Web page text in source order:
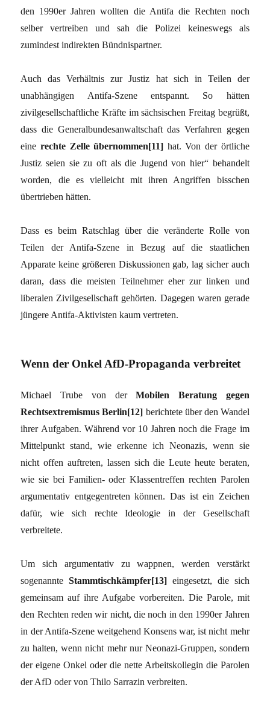
den 1990er Jahren wollten die Antifa die Rechten noch
selber vertreiben und sah die Polizei keineswegs als
zumindest indirekten Bündnispartner.
Auch das Verhältnis zur Justiz hat sich in Teilen der
unabhängigen Antifa-Szene entspannt. So hätten
zivilgesellschaftliche Kräfte im sächsischen Freitag begrüßt,
dass die Generalbundesanwaltschaft das Verfahren gegen
einerechte Zelle übernommen[11] hat. Von der örtliche
Justiz seien sie zu oft als die Jugend von hier“ behandelt
worden, die es vielleicht mit ihren Angriffen bisschen
übertrieben hätten.
Dass es beim Ratschlag über die veränderte Rolle von
Teilen der Antifa-Szene in Bezug auf die staatlichen
Apparate keine größeren Diskussionen gab, lag sicher auch
daran, dass die meisten Teilnehmer eher zur linken und
liberalen Zivilgesellschaft gehörten. Dagegen waren gerade
jüngere Antifa-Aktivisten kaum vertreten.
Wenn der Onkel AfD-Propaganda verbreitet
Michael Trube von derMobilen Beratung gegen
Rechtsextremismus Berlin[12] berichtete über den Wandel
ihrer Aufgaben. Während vor 10 Jahren noch die Frage im
Mittelpunkt stand, wie erkenne ich Neonazis, wenn sie
nicht offen auftreten, lassen sich die Leute heute beraten,
wie sie bei Familien- oder Klassentreffen rechten Parolen
argumentativ entgegentreten können. Das ist ein Zeichen
dafür, wie sich rechte Ideologie in der Gesellschaft
verbreitete.
Um sich argumentativ zu wappnen, werden verstärkt
sogenannteStammtischkämpfer[13] eingesetzt, die sich
gemeinsam auf ihre Aufgabe vorbereiten. Die Parole, mit
den Rechten reden wir nicht, die noch in den 1990er Jahren
in der Antifa-Szene weitgehend Konsens war, ist nicht mehr
zu halten, wenn nicht mehr nur Neonazi-Gruppen, sondern
der eigene Onkel oder die nette Arbeitskollegin die Parolen
der AfD oder von Thilo Sarrazin verbreiten.